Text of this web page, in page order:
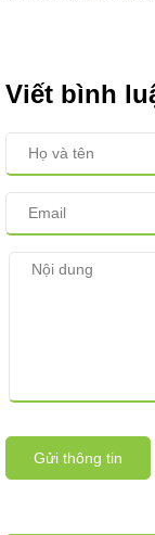
Viết bình
Gửi thông tin